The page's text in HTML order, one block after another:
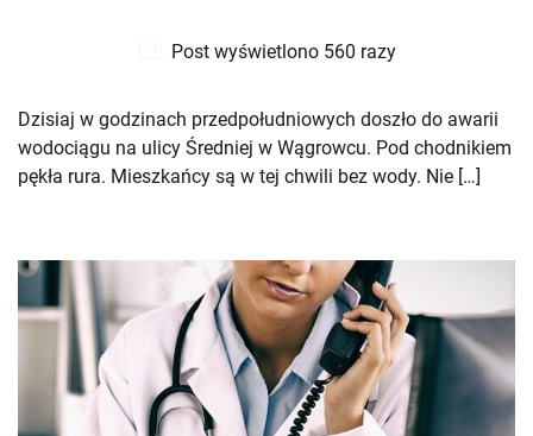
Post wyświetlono 560 razy
Dzisiaj w godzinach przedpołudniowych doszło do awarii
wodociągu na ulicy Średniej w Wągrowcu. Pod chodnikiem
pękła rura. Mieszkańcy są w tej chwili bez wody. Nie […]